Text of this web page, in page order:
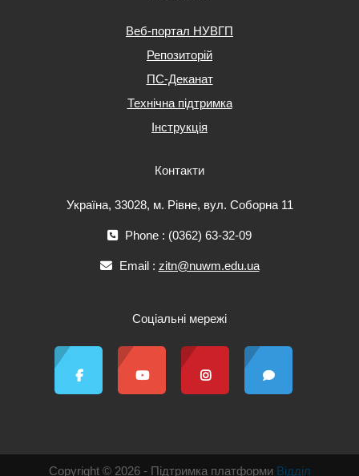
Веб-портал НУВГП
Репозиторій
ПС-Деканат
Технічна підтримка
Інструкція
Контакти
Україна, 33028, м. Рівне, вул. Соборна 11
Phone : (0362) 63-32-09
Email : zitn@nuwm.edu.ua
Соціальні мережі
Copyright © 2026 - Підтримка платформи Відділ